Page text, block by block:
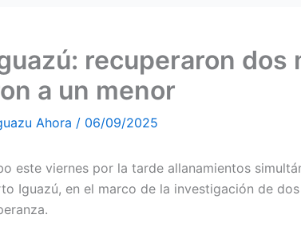
recuperaron dos
a un menor
Ahora / 06/09/2025
este viernes por la tarde allanamientos
Iguazú, en el marco de la investigación de